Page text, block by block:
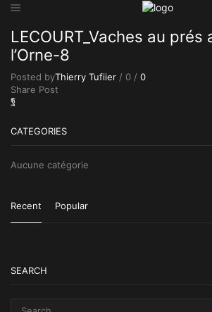
LECOURT_Vaches au prés
l’Orne-8
Posted byThierry Tufiier / 0 / 0
Share Post
CATEGORIES
Aucune catégorie
Recent Popular
SEARCH